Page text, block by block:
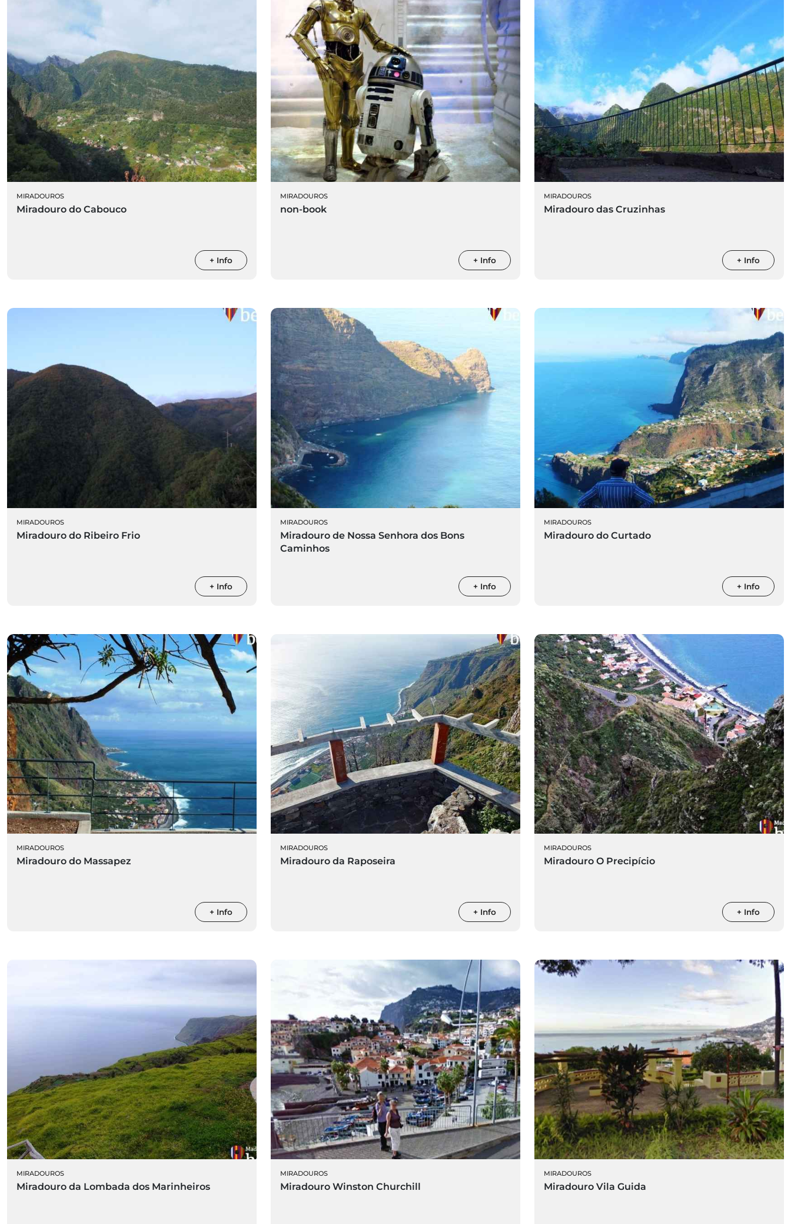
MIRADOUROS
Miradouro do Cabouco
+ Info
MIRADOUROS
non-book
+ Info
MIRADOUROS
Miradouro das Cruzinhas
+ Info
MIRADOUROS
Miradouro do Ribeiro Frio
+ Info
MIRADOUROS
Miradouro de Nossa Senhora dos Bons
Caminhos
+ Info
MIRADOUROS
Miradouro do Curtado
+ Info
MIRADOUROS
Miradouro do Massapez
+ Info
MIRADOUROS
Miradouro da Raposeira
+ Info
MIRADOUROS
Miradouro O Precipício
+ Info
MIRADOUROS
Miradouro da Lombada dos Marinheiros
MIRADOUROS
Miradouro Winston Churchill
MIRADOUROS
Miradouro Vila Guida